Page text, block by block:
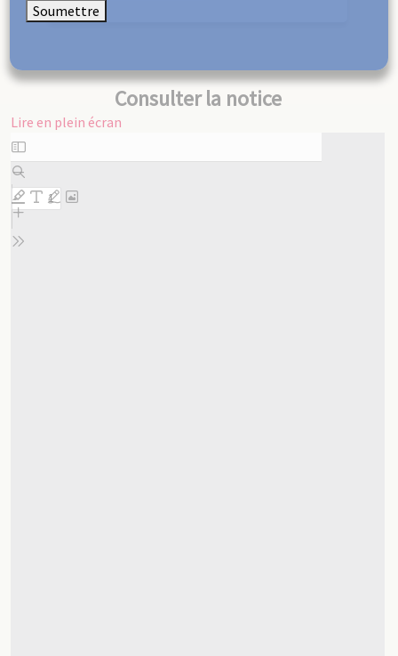
Consulter la notice
Lire en plein écran
Aller
au
contenu
PDF
Soumettre